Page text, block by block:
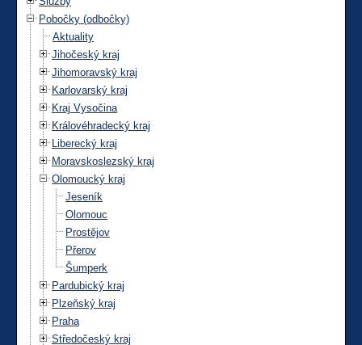
Pobočky (odbočky)
Aktuality
Jihočeský kraj
Jihomoravský kraj
Karlovarský kraj
Kraj Vysočina
Královéhradecký kraj
Liberecký kraj
Moravskoslezský kraj
Olomoucký kraj
Jeseník
Olomouc
Prostějov
Přerov
Šumperk
Pardubický kraj
Plzeňský kraj
Praha
Středočeský kraj